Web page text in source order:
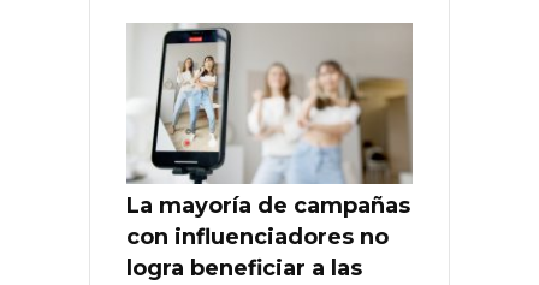
La mayoría de campañas
con influenciadores no
logra beneficiar a las